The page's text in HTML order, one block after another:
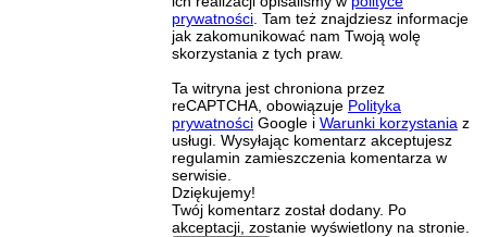
prywatności . Tam też znajdziesz informacje
jak zakomunikować nam Twoją wolę
skorzystania z tych praw.
Ta witryna jest chroniona przez
reCAPTCHA, obowiązuje Polityka
prywatności Google i Warunki korzystania z
usługi. Wysyłając komentarz akceptujesz
regulamin zamieszczenia komentarza w
serwisie.
Dziękujemy!
Twój komentarz został dodany. Po
akceptacji, zostanie wyświetlony na stronie.